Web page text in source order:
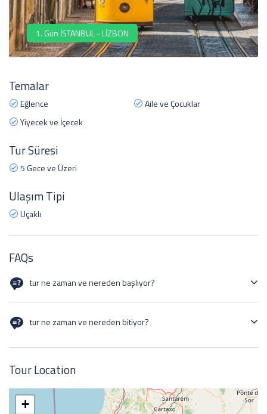
1. Gün İSTANBUL - LİZBON
Temalar
Eğlence
Aile ve Çocuklar
Yiyecek ve İçecek
Tur Süresi
5 Gece ve Üzeri
Ulaşım Tipi
Uçaklı
FAQs
tur ne zaman ve nereden başlıyor?
tur ne zaman ve nereden bitiyor?
02/01/25
Tour Location
+